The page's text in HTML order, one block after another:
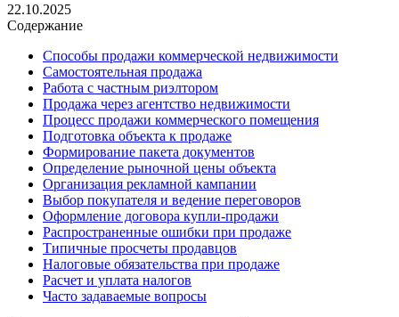
22.10.2025
Содержание
Способы продажи коммерческой недвижимости
Самостоятельная продажа
Работа с частным риэлтором
Продажа через агентство недвижимости
Процесс продажи коммерческого помещения
Подготовка объекта к продаже
Формирование пакета документов
Определение рыночной цены объекта
Организация рекламной кампании
Выбор покупателя и ведение переговоров
Оформление договора купли-продажи
Распространенные ошибки при продаже
Типичные просчеты продавцов
Налоговые обязательства при продаже
Расчет и уплата налогов
Часто задаваемые вопросы